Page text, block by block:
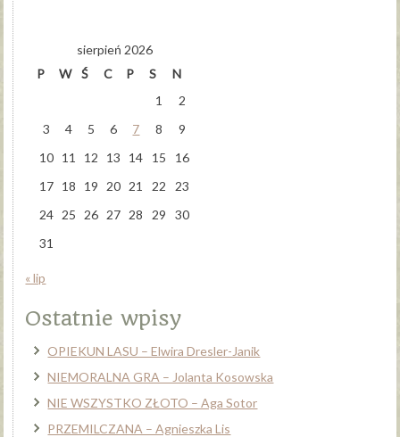
sierpień 2026
P
W Ś C P S
N
1
2
3
4 5 6 7 8
9
10 11 12 13 14 15
16
17 18 19 20 21 22
23
24 25 26 27 28 29
30
31
« lip
Ostatnie wpisy
OPIEKUN LASU – Elwira Dresler-Janik
NIEMORALNA GRA – Jolanta Kosowska
NIE WSZYSTKO ZŁOTO – Aga Sotor
PRZEMILCZANA – Agnieszka Lis